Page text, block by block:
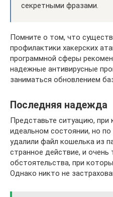
секретными фразами.
Помните о том, что
профилактики хакерских
программной сферы
надежные антивирусные
заниматься обновлением
Последняя надежда
Представьте ситуацию,
идеальном состоянии, но
удалили файл кошелька из
странное действие, и
обстоятельства, при
Однако никто не